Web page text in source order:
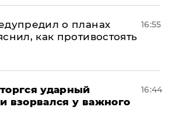
о планах
как противостоять
16:55
ударный
взорвался у важного
16:44